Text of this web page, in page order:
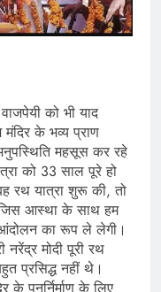
को भी याद
मंदिर के भव्य प्राण
महसूस कर रहे
को 33 साल पूरे हो
रथ यात्रा शुरू की, तो
जिस आस्था के साथ हम
का रूप ले लेगी।
नरेंद्र मोदी पूरी रथ
प्रसिद्ध नहीं थे।
पुनर्निर्माण के लिए